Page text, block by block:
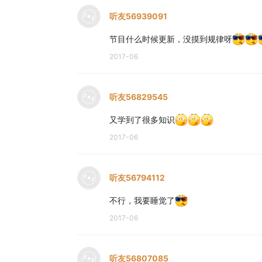
听友56939091
节目什么时候更新，没摸到规律呀
2017-06
听友56829545
又学到了很多知识
2017-06
听友56794112
不行，我要睡觉了
2017-06
听友56807085